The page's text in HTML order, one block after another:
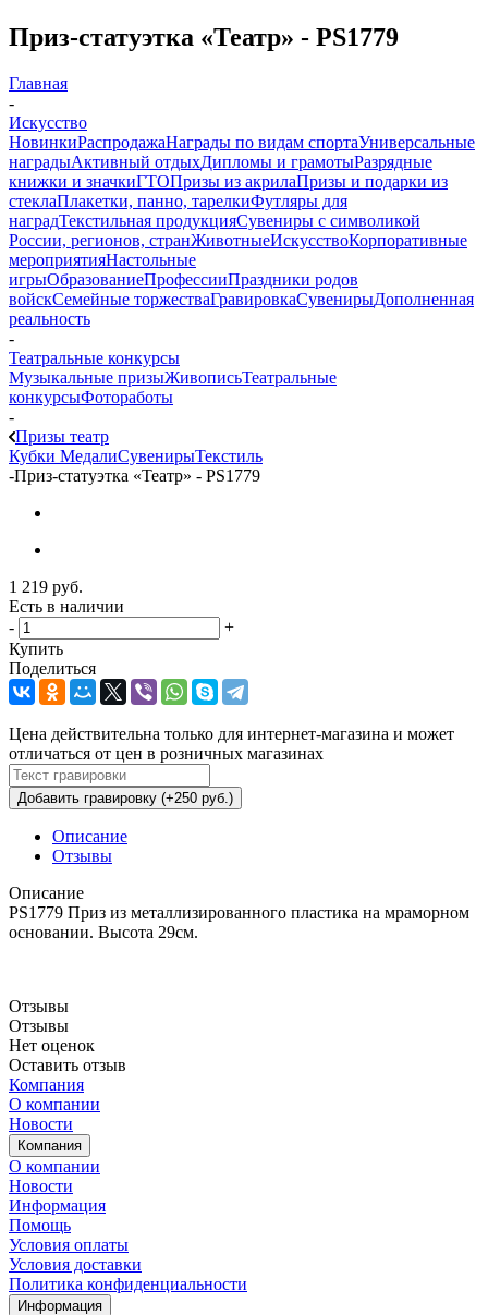
Приз-статуэтка «Театр» - PS1779
Главная
-
Искусство
НовинкиРаспродажаНаграды по видам спортаУниверсальные
наградыАктивный отдыхДипломы и грамотыРазрядные
книжки и значкиГТОПризы из акрилаПризы и подарки из
стеклаПлакетки, панно, тарелкиФутляры для
наградТекстильная продукцияСувениры с символикой
России, регионов, странЖивотныеИскусствоКорпоративные
мероприятияНастольные
игрыОбразованиеПрофессииПраздники родов
войскСемейные торжестваГравировкаСувенирыДополненная
реальность
-
Театральные конкурсы
Музыкальные призыЖивописьТеатральные
конкурсыФотоработы
-
Призы театр
Кубки МедалиСувенирыТекстиль
-Приз-статуэтка «Театр» - PS1779
1 219 руб.
Есть в наличии
-
+
Купить
Поделиться
Цена действительна только для интернет-магазина и может
отличаться от цен в розничных магазинах
Добавить гравировку (+250 руб.)
Описание
Отзывы
Описание
PS1779 Приз из металлизированного пластика на мраморном
основании. Высота 29см.
Отзывы
Отзывы
Нет оценок
Оставить отзыв
Компания
О компании
Новости
Компания
О компании
Новости
Информация
Помощь
Условия оплаты
Условия доставки
Политика конфиденциальности
Информация